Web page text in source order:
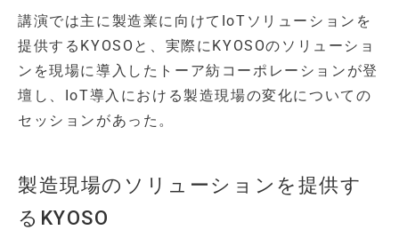
講演では主に製造業に向けてIoTソリューションを
提供するKYOSOと、実際にKYOSOのソリューショ
ンを現場に導入したトーア紡コーポレーションが登
壇し、IoT導入における製造現場の変化についての
セッションがあった。
製造現場のソリューションを提供す
るKYOSO